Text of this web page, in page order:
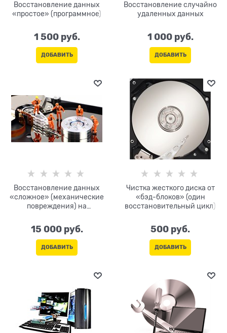
Восстановление данных
«простое» (программное)
1 500 руб.
ДОБАВИТЬ
Восстановление случайно
удаленных данных
1 000 руб.
ДОБАВИТЬ
Восстановление данных
«сложное» (механические
повреждения) на
15 000 руб.
ДОБАВИТЬ
Чистка жесткого диска от
«бэд-блоков» (один
восстановительный цикл)
500 руб.
ДОБАВИТЬ